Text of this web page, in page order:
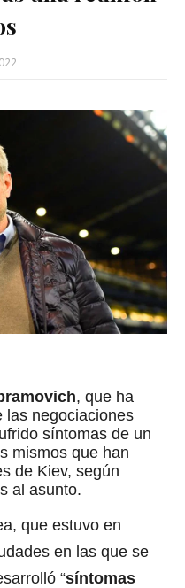
, que ha
las negociaciones
síntomas de un
mismos que han
de Kiev, según
al asunto.
que estuvo en
en las que se
“síntomas